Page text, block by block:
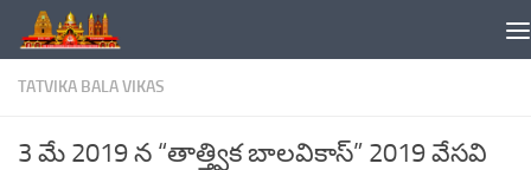
Skip to content
TATVIKA BALA VIKAS
3 మే 2019 న “తాత్త్విక బాలవికాస్” 2019 వేసవి